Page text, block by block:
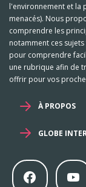
l'environnement et la
menacés). Nous
comprendre les
notamment ces
pour comprendre
une rubrique afin de
offrir pour vos
À PROPOS
GLOBE